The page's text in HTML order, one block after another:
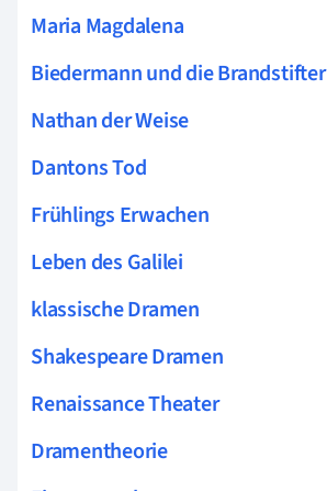
Maria Magdalena
Biedermann und die Brandstifter
Nathan der Weise
Dantons Tod
Frühlings Erwachen
Leben des Galilei
klassische Dramen
Shakespeare Dramen
Renaissance Theater
Dramentheorie